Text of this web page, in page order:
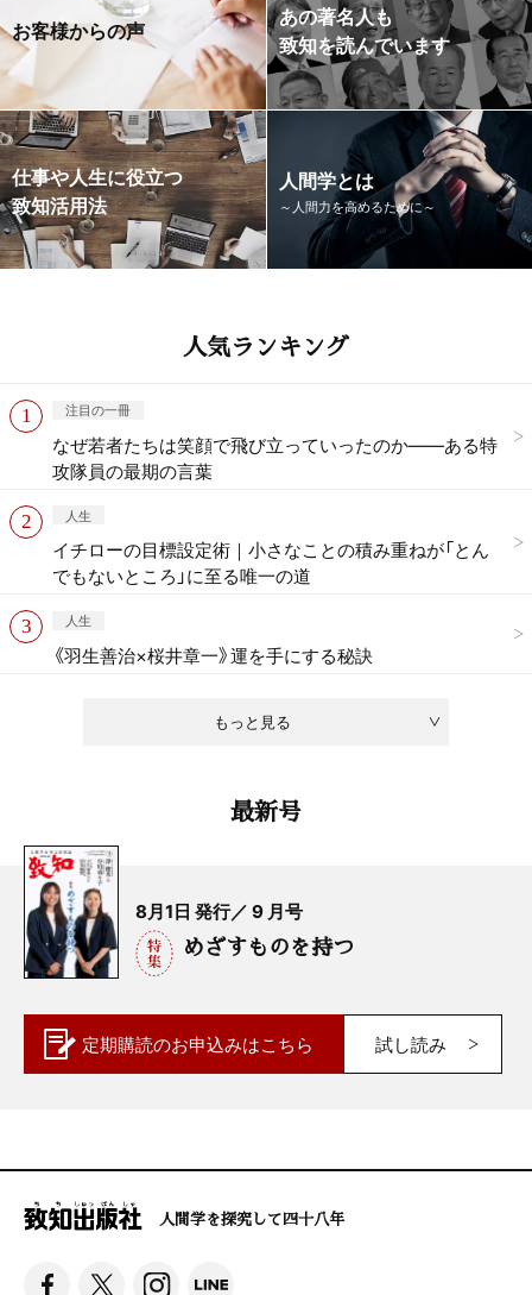
お客様からの声
あの著名人も
致知を読んでいます
仕事や人生に役立つ
致知活用法
人間学とは
～人間力を高めるために～
人気ランキング
もっと見る
注目の一冊
なぜ若者たちは笑顔で飛び立っていったのか——ある特
攻隊員の最期の言葉
人生
イチローの目標設定術｜小さなことの積み重ねが「とん
でもないところ」に至る唯一の道
人生
《羽生善治×桜井章一》運を手にする秘訣
最新号
8月1日 発行／ 9 月号
めざすものを持つ
定期購読のお申込みはこちら 試し読み
人間学を探究して四十八年